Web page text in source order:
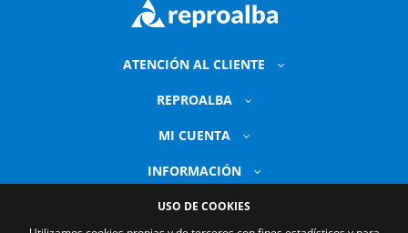
ATENCIÓN AL CLIENTE
REPROALBA
MI CUENTA
INFORMACIÓN
USO DE COOKIES